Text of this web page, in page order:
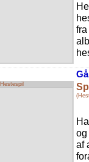
Hestespil
og
af